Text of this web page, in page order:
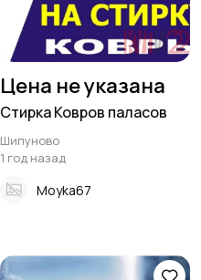
Цена не указана
Стирка Ковров паласов
Шипуново
1 год назад
Moyka67